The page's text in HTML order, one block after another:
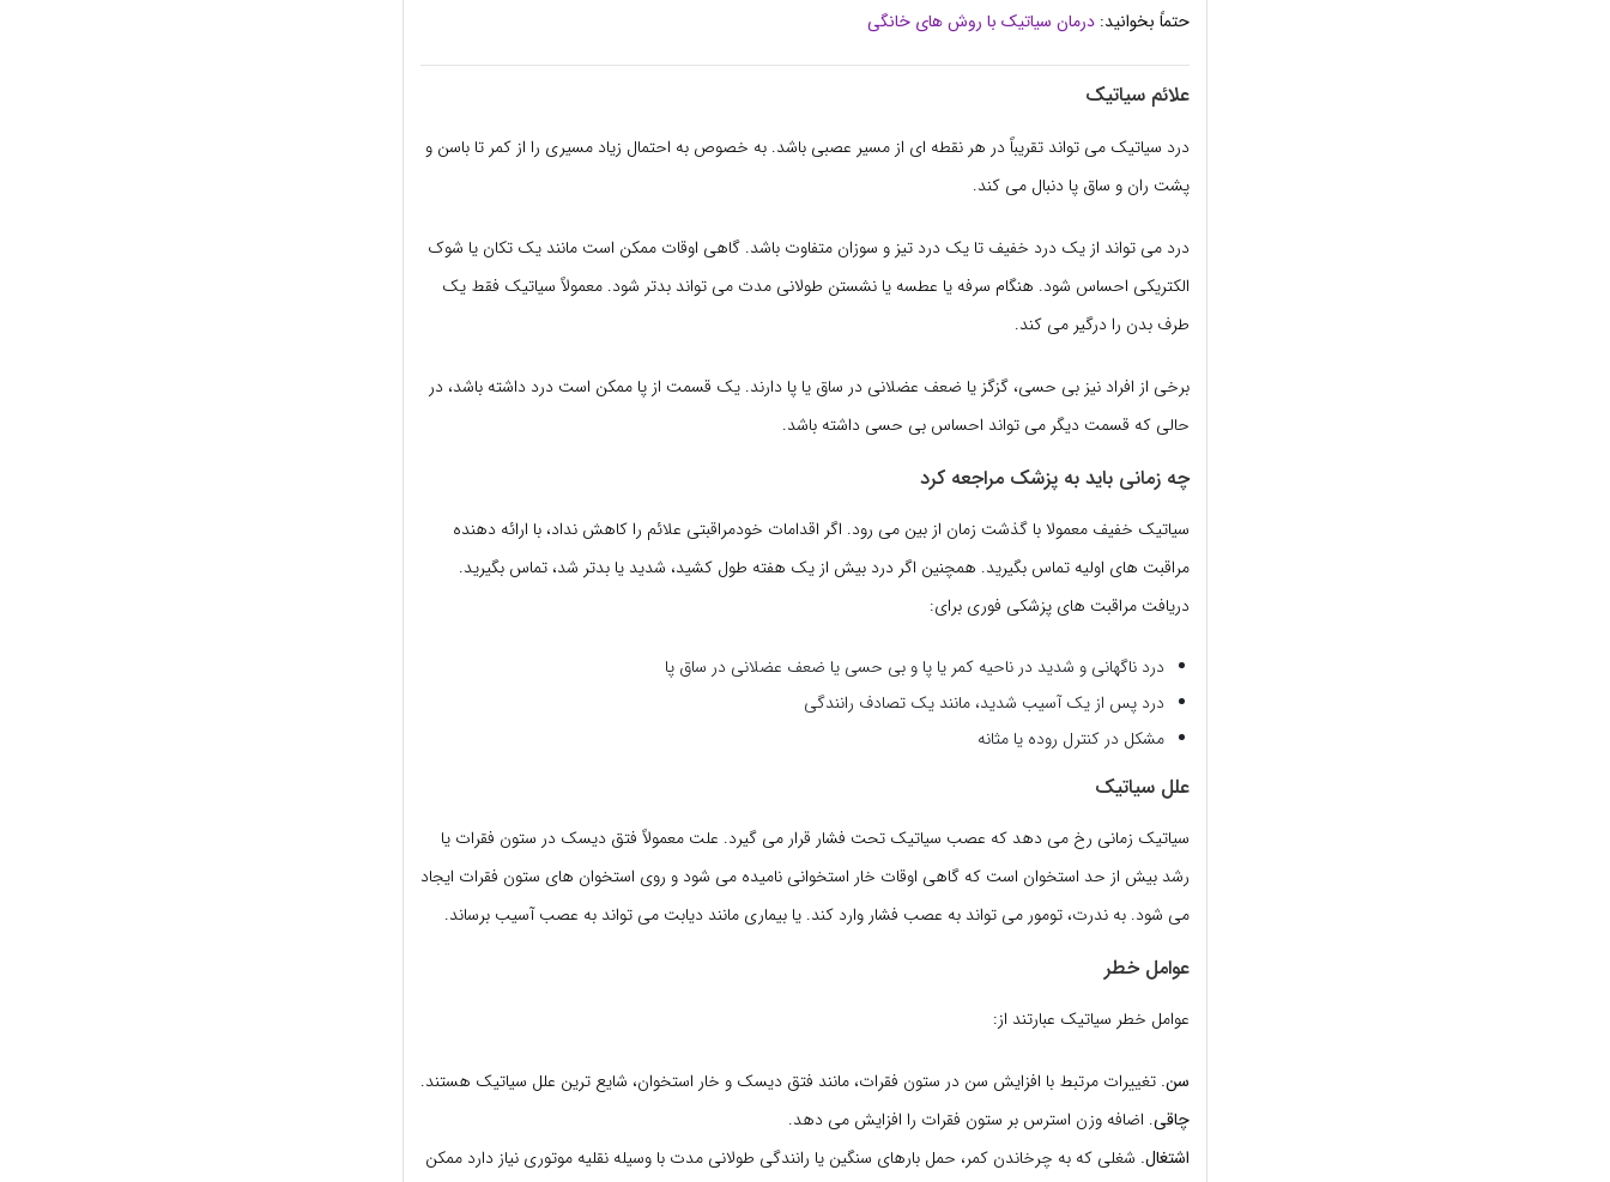
حتماً بخوانید: درمان سیاتیک با روش های خانگی
علائم سیاتیک
درد سیاتیک می تواند تقریباً در هر نقطه ای از مسیر عصبی باشد. به خصوص به احتمال زیاد مسیری را از کمر تا باسن و
پشت ران و ساق پا دنبال می کند.
درد می تواند از یک درد خفیف تا یک درد تیز و سوزان متفاوت باشد. گاهی اوقات ممکن است مانند یک تکان یا شوک
الکتریکی احساس شود. هنگام سرفه یا عطسه یا نشستن طولانی مدت می تواند بدتر شود. معمولاً سیاتیک فقط یک
طرف بدن را درگیر می کند.
برخی از افراد نیز بی حسی، گزگز یا ضعف عضلانی در ساق یا پا دارند. یک قسمت از پا ممکن است درد داشته باشد، در
حالی که قسمت دیگر می تواند احساس بی حسی داشته باشد.
چه زمانی باید به پزشک مراجعه کرد
سیاتیک خفیف معمولا با گذشت زمان از بین می رود. اگر اقدامات خودمراقبتی علائم را کاهش نداد، با ارائه دهنده
مراقبت های اولیه تماس بگیرید. همچنین اگر درد بیش از یک هفته طول کشید، شدید یا بدتر شد، تماس بگیرید.
دریافت مراقبت های پزشکی فوری برای:
درد ناگهانی و شدید در ناحیه کمر یا پا و بی حسی یا ضعف عضلانی در ساق پا
درد پس از یک آسیب شدید، مانند یک تصادف رانندگی
مشکل در کنترل روده یا مثانه
علل سیاتیک
سیاتیک زمانی رخ می دهد که عصب سیاتیک تحت فشار قرار می گیرد. علت معمولاً فتق دیسک در ستون فقرات یا
رشد بیش از حد استخوان است که گاهی اوقات خار استخوانی نامیده می شود و روی استخوان های ستون فقرات ایجاد
می شود. به ندرت، تومور می تواند به عصب فشار وارد کند. یا بیماری مانند دیابت می تواند به عصب آسیب برساند.
عوامل خطر
عوامل خطر سیاتیک عبارتند از:
سن. تغییرات مرتبط با افزایش سن در ستون فقرات، مانند فتق دیسک و خار استخوان، شایع ترین علل سیاتیک هستند.
چاقی. اضافه وزن استرس بر ستون فقرات را افزایش می دهد.
اشتغال. شغلی که به چرخاندن کمر، حمل بارهای سنگین یا رانندگی طولانی مدت با وسیله نقلیه موتوری نیاز دارد ممکن